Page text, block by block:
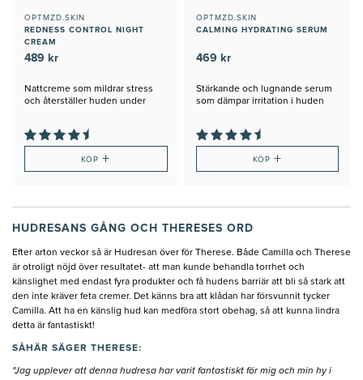
OPTMZD.SKIN
REDNESS CONTROL NIGHT
CREAM
489 kr
Nattcreme som mildrar stress
och återställer huden under
KÖP+
OPTMZD.SKIN
CALMING HYDRATING SERUM
469 kr
Stärkande och lugnande serum
som dämpar irritation i huden
KÖP +
HUDRESANS GÅNG OCH THERESES ORD
Efter arton veckor så är Hudresan över för Therese. Både Camilla och Therese
är otroligt nöjd över resultatet- att man kunde behandla torrhet och
känslighet med endast fyra produkter och få hudens barriär att bli så stark att
den inte kräver feta cremer. Det känns bra att klådan har försvunnit tycker
Camilla. Att ha en känslig hud kan medföra stort obehag, så att kunna lindra
detta är fantastiskt!
SÅHÄR SÄGER THERESE:
"Jag upplever att denna hudresa har varit fantastiskt för mig och min hy i